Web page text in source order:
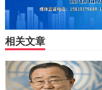
相关文章